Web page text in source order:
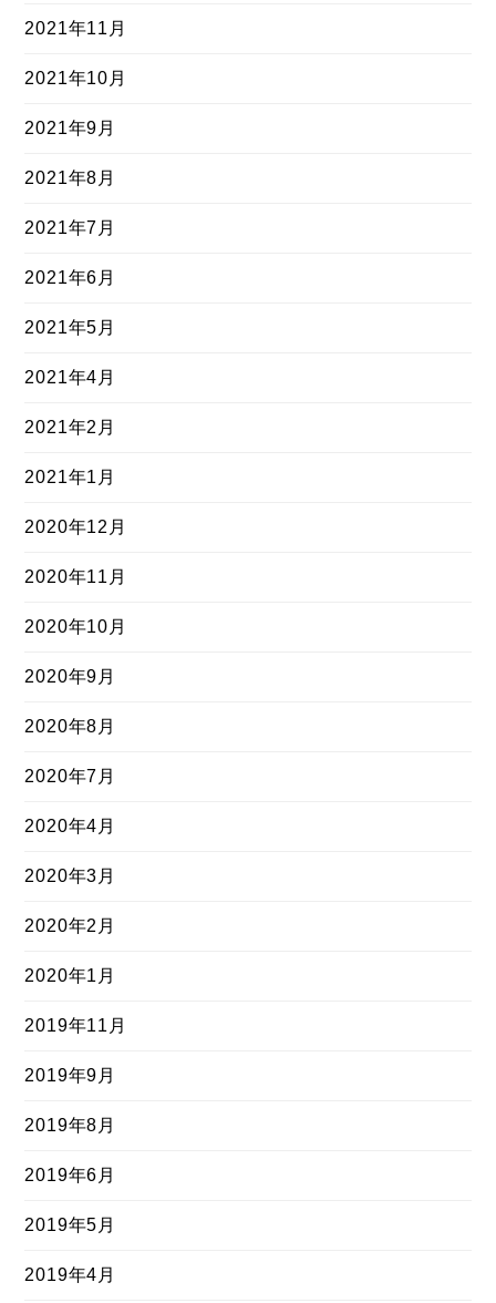
2021年11月
2021年10月
2021年9月
2021年8月
2021年7月
2021年6月
2021年5月
2021年4月
2021年2月
2021年1月
2020年12月
2020年11月
2020年10月
2020年9月
2020年8月
2020年7月
2020年4月
2020年3月
2020年2月
2020年1月
2019年11月
2019年9月
2019年8月
2019年6月
2019年5月
2019年4月